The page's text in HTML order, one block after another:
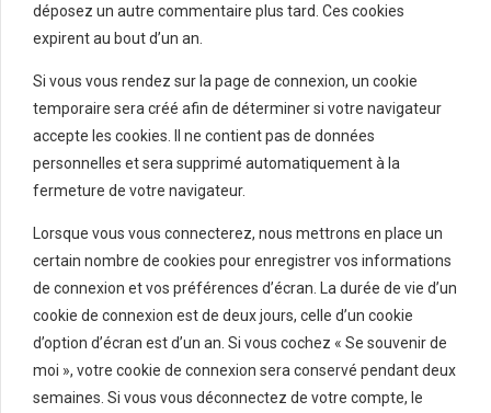
déposez un autre commentaire plus tard. Ces cookies
expirent au bout d’un an.
Si vous vous rendez sur la page de connexion, un cookie
temporaire sera créé afin de déterminer si votre navigateur
accepte les cookies. Il ne contient pas de données
personnelles et sera supprimé automatiquement à la
fermeture de votre navigateur.
Lorsque vous vous connecterez, nous mettrons en place un
certain nombre de cookies pour enregistrer vos informations
de connexion et vos préférences d’écran. La durée de vie d’un
cookie de connexion est de deux jours, celle d’un cookie
d’option d’écran est d’un an. Si vous cochez « Se souvenir de
moi », votre cookie de connexion sera conservé pendant deux
semaines. Si vous vous déconnectez de votre compte, le